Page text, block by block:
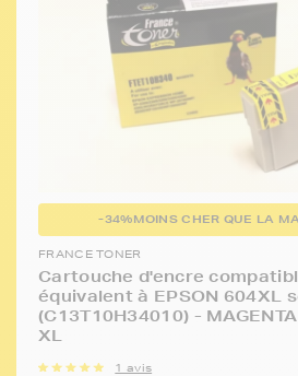
-34%MOINS CHER QUE LA
FRANCE TONER
Cartouche d'encre
équivalent à EPSON 604XL
(C13T10H34010) -
XL
1 avis